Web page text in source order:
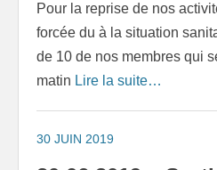
Pour la reprise de nos
forcée du à la situation
de 10 de nos membres qui
matin Lire la suite…
30 JUIN 2019